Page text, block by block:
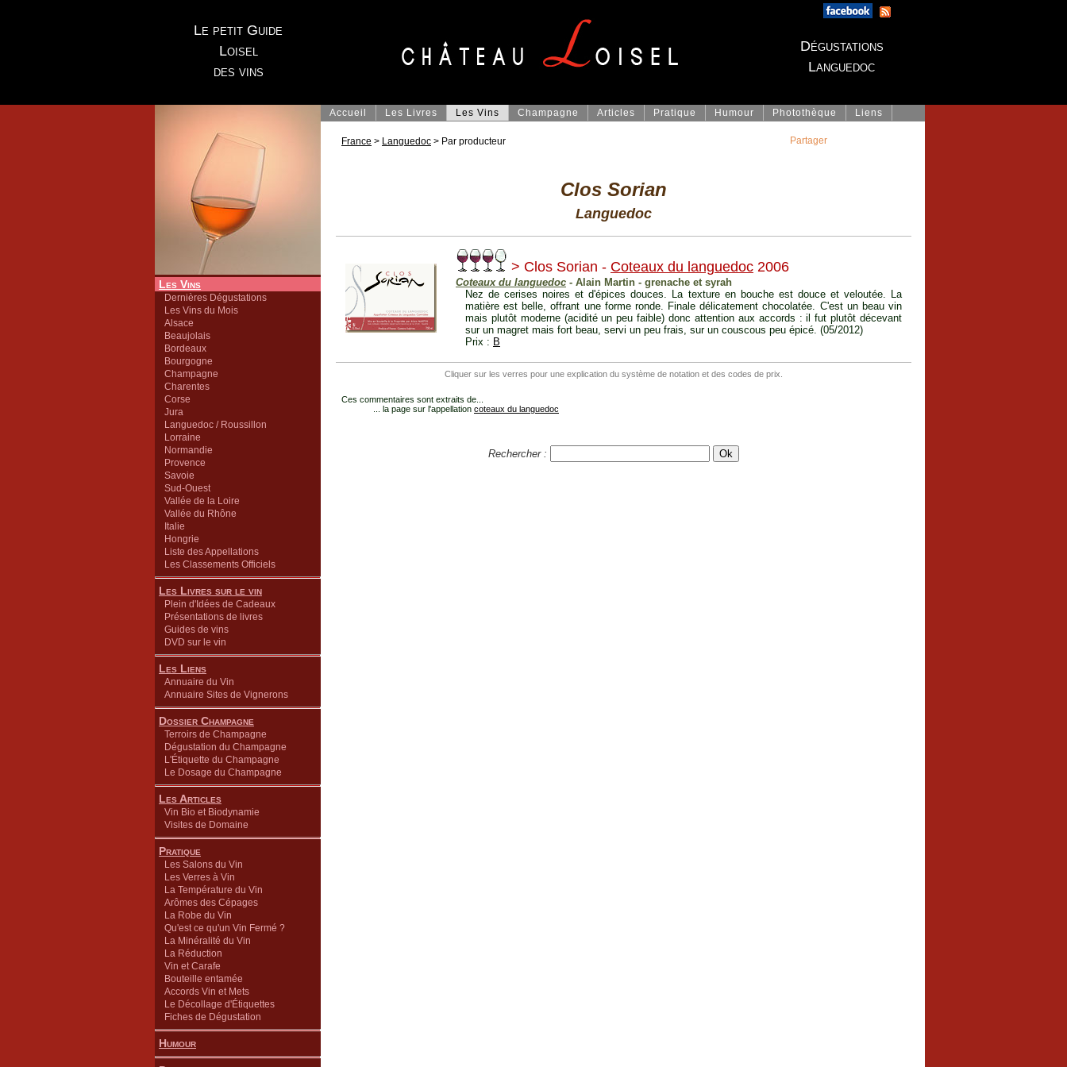
Le petit Guide
Loisel
des vins
Dégustations
Languedoc
Les Vins
Dernières Dégustations
Les Vins du Mois
Alsace
Beaujolais
Bordeaux
Bourgogne
Champagne
Charentes
Corse
Jura
Languedoc / Roussillon
Lorraine
Normandie
Provence
Savoie
Sud-Ouest
Vallée de la Loire
Vallée du Rhône
Italie
Hongrie
Liste des Appellations
Les Classements Officiels
Les Livres sur le vin
Plein d'Idées de Cadeaux
Présentations de livres
Guides de vins
DVD sur le vin
Les Liens
Annuaire du Vin
Annuaire Sites de Vignerons
Dossier Champagne
Terroirs de Champagne
Dégustation du Champagne
L'Étiquette du Champagne
Le Dosage du Champagne
Les Articles
Vin Bio et Biodynamie
Visites de Domaine
Pratique
Les Salons du Vin
Les Verres à Vin
La Température du Vin
Arômes des Cépages
La Robe du Vin
Qu'est ce qu'un Vin Fermé ?
La Minéralité du Vin
La Réduction
Vin et Carafe
Bouteille entamée
Accords Vin et Mets
Le Décollage d'Étiquettes
Fiches de Dégustation
Humour
Accueil Les Livres Les Vins Champagne Articles Pratique Humour Photothèque Liens
France > Languedoc > Par producteur
Clos Sorian
Languedoc
> Clos Sorian - Coteaux du languedoc 2006
Coteaux du languedoc - Alain Martin - grenache et syrah
Nez de cerises noires et d'épices douces. La texture en bouche est douce et veloutée. La
matière est belle, offrant une forme ronde. Finale délicatement chocolatée. C'est un beau vin
mais plutôt moderne (acidité un peu faible) donc attention aux accords : il fut plutôt décevant
sur un magret mais fort beau, servi un peu frais, sur un couscous peu épicé. (05/2012)
Prix : B
Cliquer sur les verres pour une explication du système de notation et des codes de prix.
Ces commentaires sont extraits de...
... la page sur l'appellation coteaux du languedoc
Rechercher :
Partager